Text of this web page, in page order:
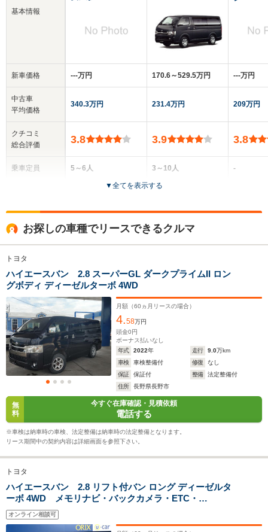
基本情報
新車価格
中古車
平均価格
クチコミ
総合評価
乗車定員
サイズ
WLTCモード
燃費
排気量
駆動方式
‐‐‐万円
340.3万円
3.8
5～6人
全高
-m
全幅
-m
-m
ホイールベース
FR、4WD
170.6～529.5万円
231.4万円
3.9
3～10人
4～5ドア
全高
1.97m～2.29m
全幅
4.7m～5.38m
ホイールベース
FR、4WD
‐‐‐万円
209万円
3.8
-
▼全てを表示する
お探しの車種でリースできるクルマ
トヨタ
ハイエースバン 2.8 スーパーGL ダークプライムII ロン
グボディ ディーゼルターボ 4WD
月額（60 ヵ月リースの場合）
4.58万円
頭金0円
ボーナス払いなし
年式
2022年 走行 9.0万km
車検
車検整備付 修復
なし
保証
保証付 整備
法定整備付
住所
長野県長野市
無
料
今すぐ在庫確認・見積依頼
電話する
※車検は納車時の車検、法定整備は納車時の法定整備となります。
リース期間中の契約内容は詳細画面を参照下さい。
トヨタ
ハイエースバン 2.8 リフト付バン ロング ディーゼルタ
ーボ 4WD メモリナビ・バックカメラ・ETC・
Bluetooth・衝突回避軽減・キーレス・トヨタ・ハイエー
スバン・リフト付き・6人
オンライン相談可